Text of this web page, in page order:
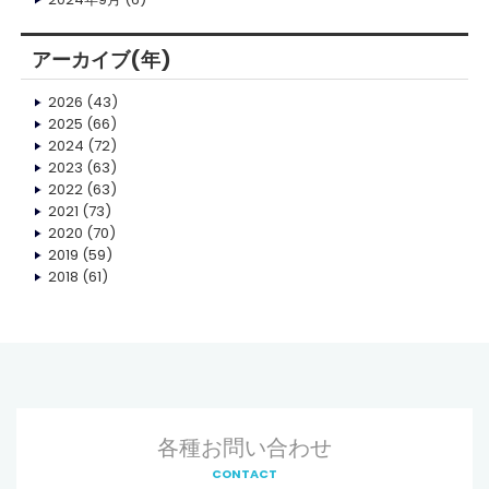
アーカイブ(年)
2026 (43)
2025 (66)
2024 (72)
2023 (63)
2022(63)
2021 (73)
2020 (70)
2019 (59)
2018 (61)
各種お問い合わせ
CONTACT